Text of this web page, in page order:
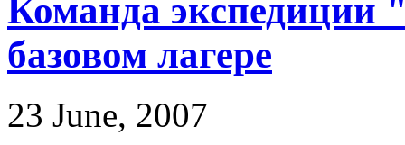
Команда
базовом лагере
23 June, 2007